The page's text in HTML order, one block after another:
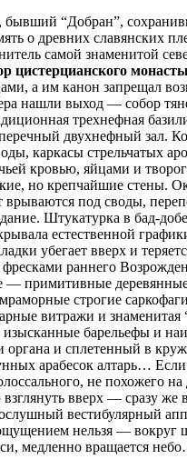
бывший “Добран”,
о древних славянских
самой знаменитой
цистерцианского
а им канон запрещал
нашли выход — собор
трехнефная
двухнефный зал.
каркасы стрельчатых
кровью, яйцами и
но крепчайшие стены.
врываются под своды,
Штукатурка в бад-
естественной
убегает вверх и
раннего
— примитивные
строгие
витражи и знаменитая
барельефы и
органа и сплетенный в
арабесок алтарь…
не похожего на
вверх — сразу же
вестибулярный
нельзя — вокруг
медленно вращается